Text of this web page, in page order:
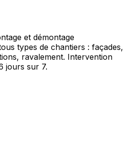
et démontage
types de chantiers : façades,
ravalement. Intervention
jours sur 7.